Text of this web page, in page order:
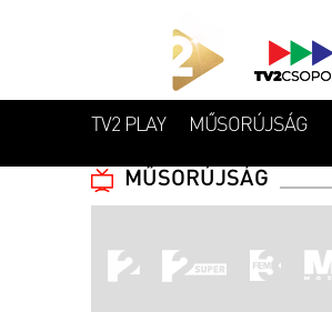
TV2 PLAY MŰSORÚJSÁG
MŰSORÚJSÁG